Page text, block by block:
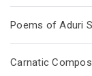
Poems of Aduri
Carnatic